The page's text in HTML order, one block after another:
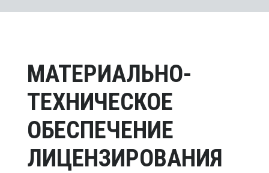
МАТЕРИАЛЬНО-
ТЕХНИЧЕСКОЕ
ОБЕСПЕЧЕНИЕ
ЛИЦЕНЗИРОВАНИЯ